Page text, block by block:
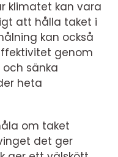
klimatet kan vara
att hålla taket i
kan också
genom
sänka
heta
om taket
det ger